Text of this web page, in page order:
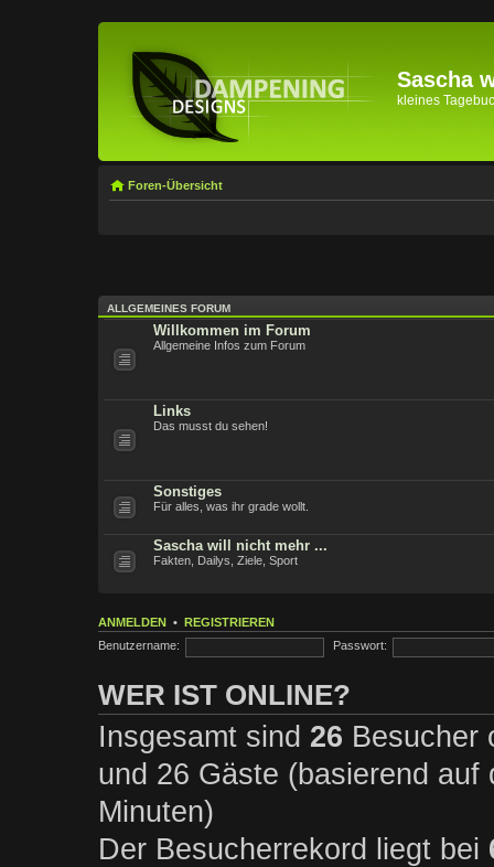
Sascha
kleines
Foren-Übersicht
ALLGEMEINES FORUM
Willkommen im Forum
Allgemeine Infos zum Forum
Links
Das musst du sehen!
Sonstiges
Für alles, was ihr grade wollt.
Sascha will nicht mehr ...
Fakten, Dailys, Ziele, Sport
ANMELDEN• REGISTRIEREN
Benutzername:
Passwort:
WER IST ONLINE?
Insgesamt sind 26 Besucher
und 26 Gäste (basierend
Minuten)
Der Besucherrekord liegt bei